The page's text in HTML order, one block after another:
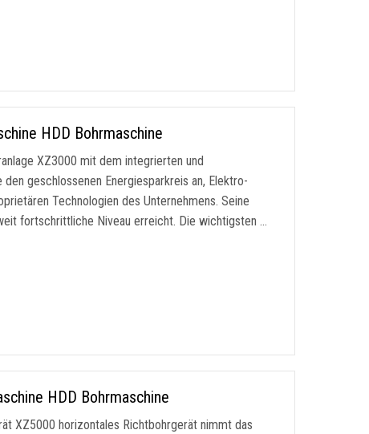
HDD Bohrmaschine
XZ3000 mit dem integrierten und
geschlossenen Energiesparkreis an, Elektro-
Technologien des Unternehmens. Seine
fortschrittliche Niveau erreicht. Die wichtigsten …
HDD Bohrmaschine
XZ5000 horizontales Richtbohrgerät nimmt das